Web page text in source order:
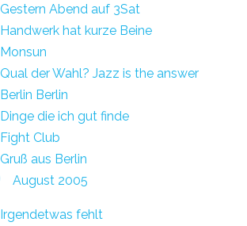
Gestern Abend auf 3Sat
Handwerk hat kurze Beine
Monsun
Qual der Wahl? Jazz is the answer
Berlin Berlin
Dinge die ich gut finde
Fight Club
Gruß aus Berlin
August 2005
Irgendetwas fehlt